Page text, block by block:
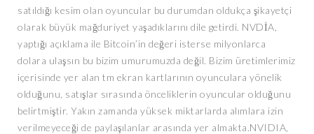
satıldığı kesim olan oyuncular bu durumdan oldukça şikayetçi
olarak büyük mağduriyet yaşadıklarını dile getirdi. NVDİA,
yaptığı açıklama ile Bitcoin’in değeri isterse milyonlarca
dolara ulaşsın bu bizim umurumuzda değil. Bizim üretimlerimiz
içerisinde yer alan tm ekran kartlarının oyunculara yönelik
olduğunu, satışlar sırasında önceliklerin oyuncular olduğunu
belirtmiştir. Yakın zamanda yüksek miktarlarda alımlara izin
verilmeyeceği de paylaşılanlar arasında yer almakta.NVIDIA,